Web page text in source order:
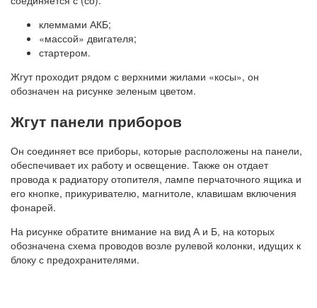
клеммами АКБ;
«массой» двигателя;
стартером.
Жгут проходит рядом с верхними жилами «косы», он
обозначен на рисунке зеленым цветом.
Жгут панели приборов
Он соединяет все приборы, которые расположены на панели,
обеспечивает их работу и освещение. Также он отдает
провода к радиатору отопителя, лампе перчаточного ящика и
его кнопке, прикуривателю, магнитоле, клавишам включения
фонарей.
На рисунке обратите внимание на вид А и Б, на которых
обозначена схема проводов возле рулевой колонки, идущих к
блоку с предохранителями.